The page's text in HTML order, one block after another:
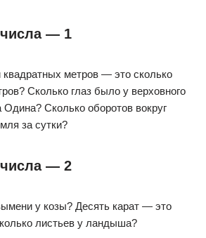
— 1
метров — это сколько
Сколько глаз было у верховного
Одина? Сколько оборотов вокруг
за сутки?
— 2
у козы? Десять карат — это
листьев у ландыша?